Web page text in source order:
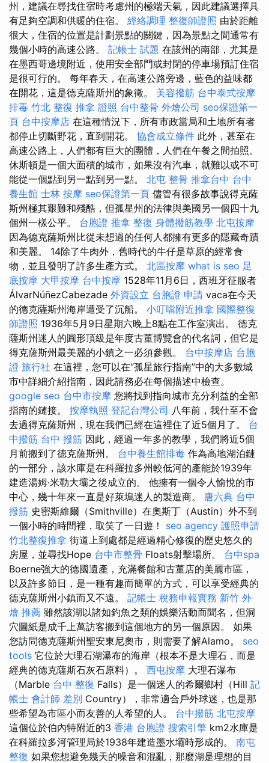
州，建議在尋找住宿時考慮州的極端天氣，因此建議選擇具
有足夠空調和供暖的住宿。 經絡調理 整復師證照 由於距離
很大，住宿的位置是計劃景點的關鍵，因為景點之間通常有
幾個小時的高速公路。 記帳士 試題 在該州的南部，尤其是
在墨西哥邊境附近，使用安全部門或封閉的停車場預訂住宿
是很可行的。 每年春天，在高速公路旁邊，藍色的益味都
在開花，這是德克薩斯州的象徵。 美容撥筋 台中泰式按摩
排毒 竹北 整復 推拿 證照 台中整骨 外燴公司 seo保證第一
頁 台中按摩店 在這種情況下，所有市政當局和土地所有者
都停止切斷野花，直到開花。 協會成立條件 此外，甚至在
高速公路上，人們都有巨大的團體，人們在午餐之間拍照。
休斯頓是一個大面積的城市，如果沒有汽車，就難以或不可
能從一個點到另一點到另一點。 北屯 整骨 推拿台中 台中
養生館 士林 按摩 seo保證第一頁 儘管有很多故事說得克薩
斯州極其艱難和殘酷，但孤星州的法律與美國另一個四十九
個州一樣公平。 台胞證 推拿 整復 身體撥筋教學 北屯按摩
因為德克薩斯州比從未想過的任何人都擁有更多的隱藏奇蹟
和美麗。 14除了牛肉外，舊時代的牛仔是草原的經常食
物，並且發明了許多生產方式。 北區按摩 what is seo 足
底按摩 大甲按摩 台中按摩 1528年11月6日，西班牙征服者
ÁlvarNúñezCabezade 外資設立 台胞證 申請 vaca在今天
的德克薩斯州海岸遭受了沉船。 小叮噹附近推拿 國際整復
師證照 1936年5月9日星期六晚上8點在工作室演出。 德克
薩斯州迷人的圓形頂級是年度古董博覽會的代名詞，但它是
得克薩斯州最美麗的小鎮之一必須參觀。 台中按摩店 台胞
證 旅行社 在這裡，您可以在“孤星旅行指南”中的大多數城
市中詳細介紹指南，因此請務必在每個描述中檢查。
google seo 台中市按摩 您將找到指向城市充分利益的全部
指南的鏈接。 按摩執照 登記台灣公司 八年前，我什至不會
去過得克薩斯州，現在我們已經在這裡住了近5個月了。 台
中撥筋 台中 撥筋 因此，經過一年多的教學，我們將近5個
月前搬到了德克薩斯州。 台中養生館排毒 作為高地湖泊鏈
的一部分，該水庫是在科羅拉多州較低河的產能於1939年
建造湯姆·米勒大壩之後成立的。 他擁有一個令人愉悅的市
中心，幾十年來一直是好萊塢迷人的製造商。 唐六典 台中
撥筋 史密斯維爾（Smithville）在奧斯丁（Austin）外不到
一個小時的時間裡，取笑了一日遊！ seo agency 護照申請
竹北整復推拿 街道上到處都是經過精心修復的歷史悠久的
房屋，並尋找Hope 台中市整骨 Floats射擊場所。 台中spa
Boerne強大的德國遺產，充滿餐館和古董店的美麗市區，
以及許多節日，是一種有趣而簡單的方式，可以享受經典的
德克薩斯州小鎮而又不遠。 記帳士 稅務申報實務 新竹 外
燴 推薦 雖然該湖以諸如釣魚之類的娛樂活動而聞名，但洞
穴圖紙是成千上萬訪客搬到這個地方的另一個原因。 如果
您訪問德克薩斯州聖安東尼奧市，則需要了解Alamo。 seo
tools 它位於大理石湖瀑布的海岸（根本不是大理石，而是
經典的德克薩斯石灰石原料）。 西屯按摩 大理石瀑布
（Marble 台中 整復 Falls）是一個迷人的希爾鄉村（Hill 記
帳士 會計師 差別 Country），非常適合戶外球迷，也是那
些希望為市區小而友善的人希望的人。 台中撥筋 北屯按摩
這個位於伯內特附近的3 香港 台胞證 搜索引擎 km2水庫是
在科羅拉多河管理局於1938年建造墨水壩時形成的。 南屯
整復 如果您想避免幾天的噪音和混亂，那麼湖是理想的目